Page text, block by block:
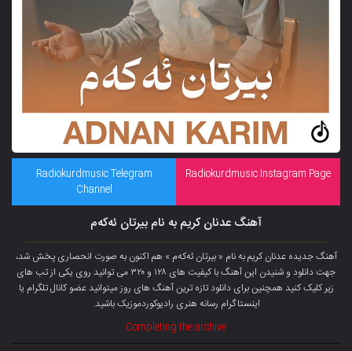
Radiokurdmusic Instagram Page
Radiokurdmusic Telegram
Channel
آهنگ عدنان کریم به نام بیرتان ئەکەم
آهنگ جدیده عدنان کریم به نام « بیرتان ئەکەم » هم اکنون به صورت انحصاری پخش شد،
جهت دانلود و شنیدن این آهنگ با کیفیت های ۱۲۸ و ۳۲۰ می توانید روی یکی از تب های
زیر کلیک کنید همچنین برای دانلود تازه ترین آهنگ های روز میتوانید عضو کانال تلگرام یا
اینستاگرام رسانه هنری رادیوکوردموزیک باشید.
Completing the archive